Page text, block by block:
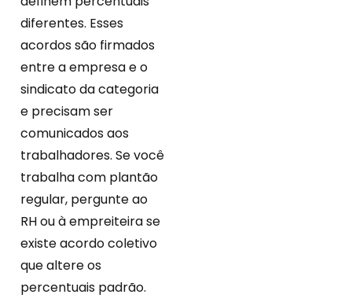
diferentes. Esses
acordos são firmados
entre a empresa e o
sindicato da categoria
e precisam ser
comunicados aos
trabalhadores. Se você
trabalha com plantão
regular, pergunte ao
RH ou à empreiteira se
existe acordo coletivo
que altere os
percentuais padrão.